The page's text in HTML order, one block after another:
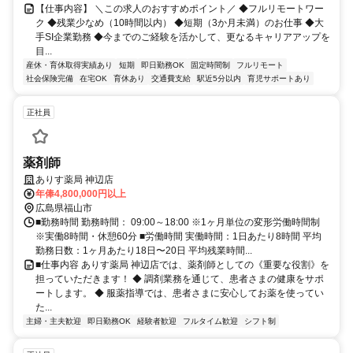
【仕事内容】 ＼この求人のおすすめポイント／ ◆フルリモートワー
ク ◆残業少なめ（10時間以内） ◆短期（3か月未満）のお仕事 ◆大
手SI企業勤務 ◆今までのご経験を活かして、更なるキャリアアップを
目...
産休・育休取得実績あり 短期 即日勤務OK 固定時間制
フルリモート
社会保険完備
在宅OK 育休あり 交通費支給 駅近5分以内 育児サポートあり
正社員
薬剤師
ありす薬局 神辺店
年俸4,800,000円以上
広島県福山市
■勤務時間 勤務時間： 09:00～18:00 ※1ヶ月単位の変形労働時間制
※実働8時間・休憩60分 ■労働時間 実働時間：1日あたり8時間 平均
勤務日数：1ヶ月あたり18日〜20日 平均残業時間...
■仕事内容 ありす薬局 神辺店では、薬剤師としての《重要な役割》を
担っていただきます！ ◆ 調剤業務を通じて、患者さまの健康をサポ
ートします。 ◆ 服薬指導では、患者さまに安心してお薬を使ってい
た...
主婦・主夫歓迎 即日勤務OK 経験者歓迎 フルタイム歓迎 シフト制